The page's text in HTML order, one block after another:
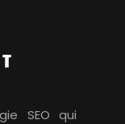
SEO qui